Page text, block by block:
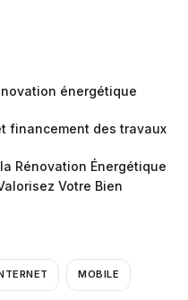
énergétique
financement des travaux
Rénovation Énergétique
Votre Bien
MOBILE